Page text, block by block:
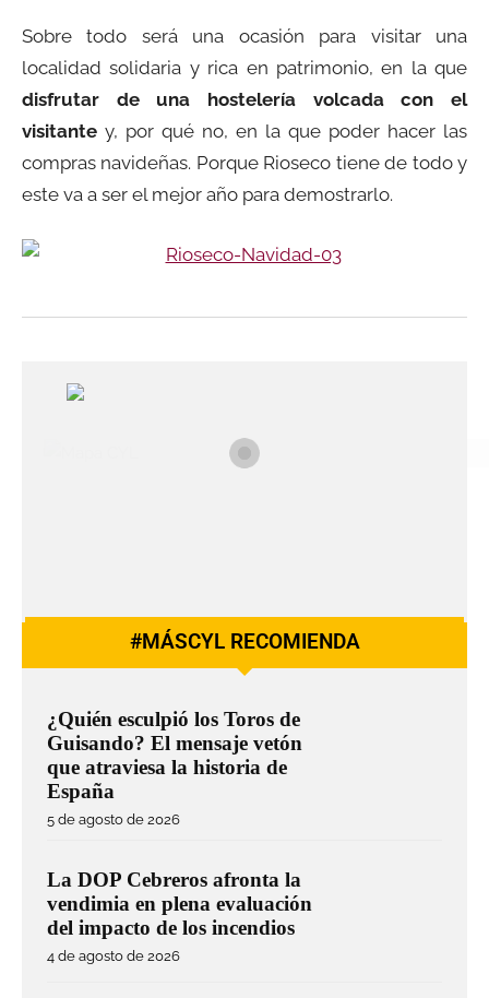
Sobre todo será una ocasión para visitar una
localidad solidaria y rica en patrimonio, en la que
disfrutar de una hostelería volcada con el
visitante y, por qué no, en la que poder hacer las
compras navideñas. Porque Rioseco tiene de todo y
este va a ser el mejor año para demostrarlo.
#MÁSCYL RECOMIENDA
¿Quién esculpió los Toros de
Guisando? El mensaje vetón
que atraviesa la historia de
España
5 de agosto de 2026
La DOP Cebreros afronta la
vendimia en plena evaluación
del impacto de los incendios
4 de agosto de 2026